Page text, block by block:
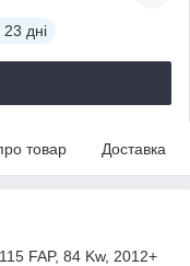
23 дні
товар Доставка
FAP, 84 Kw, 2012+